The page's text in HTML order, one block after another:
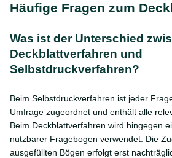
Häufige Fragen zum
Was ist der Unterschied
Deckblattverfahren und
Selbstdruckverfahren?
Beim Selbstdruckverfahren ist jeder
Umfrage zugeordnet und enthält alle
Beim Deckblattverfahren wird hingegen
nutzbarer Fragebogen verwendet. Die
ausgefüllten Bögen erfolgt erst